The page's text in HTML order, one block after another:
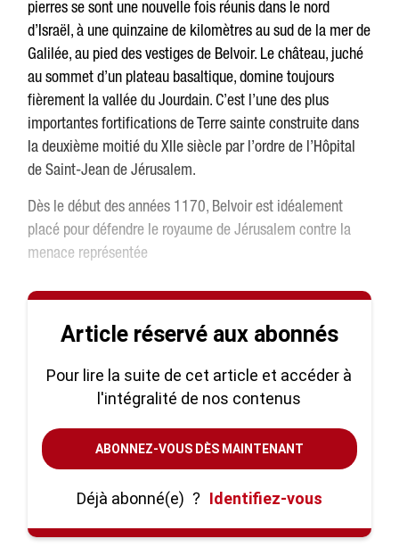
pierres se sont une nouvelle fois réunis dans le nord
d’Israël, à une quinzaine de kilomètres au sud de la mer de
Galilée, au pied des vestiges de Belvoir. Le château, juché
au sommet d’un plateau basaltique, domine toujours
fièrement la vallée du Jourdain. C’est l’une des plus
importantes fortifications de Terre sainte construite dans
la deuxième moitié du XIIe siècle par l’ordre de l’Hôpital
de Saint-Jean de Jérusalem.
Dès le début des années 1170, Belvoir est idéalement
placé pour défendre le royaume de Jérusalem contre la
menace représentée
Article réservé aux abonnés
Pour lire la suite de cet article et accéder à
l'intégralité de nos contenus
ABONNEZ-VOUS DÈS MAINTENANT
Déjà abonné(e) ? Identifiez-vous